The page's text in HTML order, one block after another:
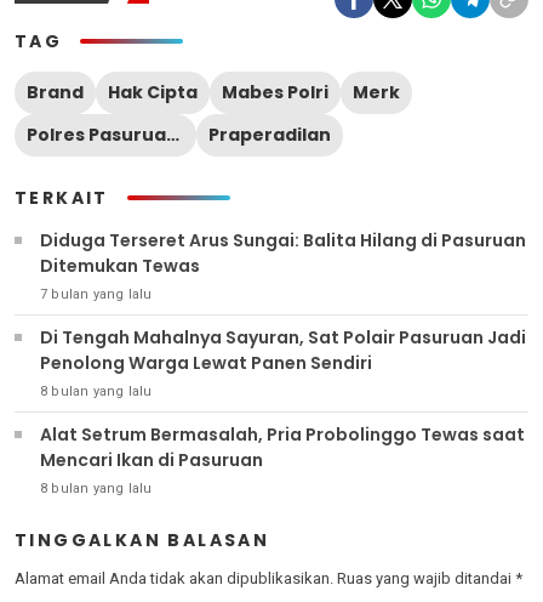
TAG
Brand Hak Cipta Mabes Polri
Merk
Polres Pasuruan Kota
Praperadilan
TERKAIT
Diduga Terseret Arus Sungai: Balita Hilang di Pasuruan
Ditemukan Tewas
7 bulan yang lalu
Di Tengah Mahalnya Sayuran, Sat Polair Pasuruan Jadi
Penolong Warga Lewat Panen Sendiri
8 bulan yang lalu
Alat Setrum Bermasalah, Pria Probolinggo Tewas saat
Mencari Ikan di Pasuruan
8 bulan yang lalu
TINGGALKAN BALASAN
Alamat email Anda tidak akan dipublikasikan. Ruas yang wajib ditandai *